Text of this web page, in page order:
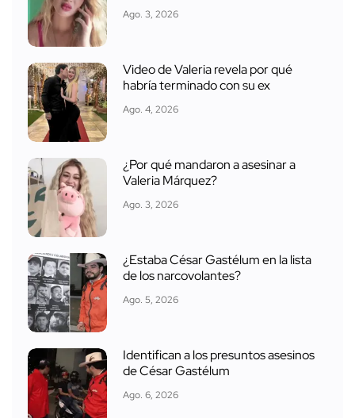
Ago. 3, 2026
Video de Valeria revela por qué
habría terminado con su ex
Ago. 4, 2026
¿Por qué mandaron a asesinar a
Valeria Márquez?
Ago. 3, 2026
¿Estaba César Gastélum en la lista
de los narcovolantes?
Ago. 5, 2026
Identifican a los presuntos asesinos
de César Gastélum
Ago. 6, 2026